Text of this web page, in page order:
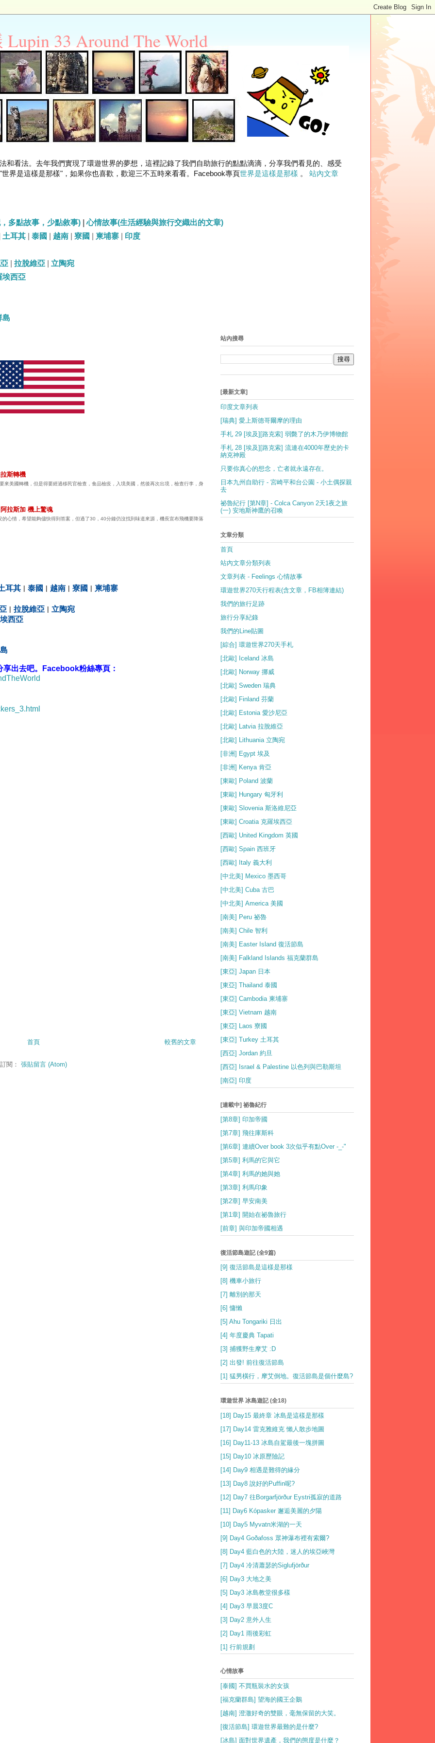
33 Around The World
和看法。去年我們實現了環遊世界的夢想，這裡記錄了我們自助旅行的點點滴滴，分享我們看見的、感受
界是這樣是那樣"，如果你也喜歡，歡迎三不五時來看看。Facebook專頁世界是這樣是那樣 。
站內文章
多點故事，少點敘事) |心情故事(生活經驗與旅行交織出的文章)
土耳其 泰國 越南 寮國 柬埔寨 印度
拉脫維亞 立陶宛
埃西亞
島
斯轉機
美國轉機，但是得要經過移民官檢查，食品檢疫，入境美國，然後再次出境，檢查行李，身
拉斯加 機上驚魂
心情，希望能夠儘快得到答案，但過了30，40分鐘仍沒找到味道來源，機長宣布飛機要降落
耳其 | 泰國 | 越南 | 寮國 | 柬埔寨
| 拉脫維亞 | 立陶宛
西亞
出去吧。Facebook粉絲專頁：
較舊的文章
首頁
訂閱： 張貼留言 (Atom)
站內搜尋
[最新文章]
印度文章列表
[瑞典] 愛上斯德哥爾摩的理由
手札 29 [埃及][路克索] 弱斃了的木乃伊博物館
手札 28 [埃及][路克索] 流連在4000年歷史的卡
納克神殿
只要你真心的想念，亡者就永遠存在。
日本九州自助行 - 宮崎平和台公園 - 小土偶探親
去
祕魯紀行 [第N章] - Colca Canyon 2天1夜之旅
(一) 安地斯神鷹的召喚
文章分類
首頁
站內文章分類列表
文章列表 - Feelings 心情故事
環遊世界270天行程表(含文章，FB相簿連結)
我們的旅行足跡
旅行分享紀錄
我們的Line貼圖
[綜合] 環遊世界270天手札
[北歐] Iceland 冰島
[北歐] Norway 挪威
[北歐] Sweden 瑞典
[北歐] Finland 芬蘭
[北歐] Estonia 愛沙尼亞
[北歐] Latvia 拉脫維亞
[北歐] Lithuania 立陶宛
[非洲] Egypt 埃及
[非洲] Kenya 肯亞
[東歐] Poland 波蘭
[東歐] Hungary 匈牙利
[東歐] Slovenia 斯洛維尼亞
[東歐] Croatia 克羅埃西亞
[西歐] United Kingdom 英國
[西歐] Spain 西班牙
[西歐] Italy 義大利
[中北美] Mexico 墨西哥
[中北美] Cuba 古巴
[中北美] America 美國
[南美] Peru 祕魯
[南美] Chile 智利
[南美] Easter Island 復活節島
[南美] Falkland Islands 福克蘭群島
[東亞] Japan 日本
[東亞] Thailand 泰國
[東亞] Cambodia 柬埔寨
[東亞] Vietnam 越南
[東亞] Laos 寮國
[東亞] Turkey 土耳其
[西亞] Jordan 約旦
[西亞] Israel & Palestine 以色列與巴勒斯坦
[南亞] 印度
[連載中] 祕魯紀行
[第8章] 印加帝國
[第7章] 飛往庫斯科
[第6章] 連續Over book 3次似乎有點Over -_-"
[第5章] 利馬的它與它
[第4章] 利馬的她與她
[第3章] 利馬印象
[第2章] 早安南美
[第1章] 開始在祕魯旅行
[前章] 與印加帝國相遇
復活節島遊記 (全9篇)
[9] 復活節島是這樣是那樣
[8] 機車小旅行
[7] 離別的那天
[6] 慵懶
[5] Ahu Tongariki 日出
[4] 年度慶典 Tapati
[3] 捕獲野生摩艾 :D
[2] 出發! 前往復活節島
[1] 猛男橫行，摩艾倒地。復活節島是個什麼島?
環遊世界 冰島遊記 (全18)
[18] Day15 最終章 冰島是這樣是那樣
[17] Day14 雷克雅維克 懶人散步地圖
[16] Day11-13 冰島自駕最後一塊拼圖
[15] Day10 冰原歷險記
[14] Day9 相遇是難得的緣分
[13] Day8 說好的Puffin呢?
[12] Day7 往Borgarfjörður Eystri孤寂的道路
[11] Day6 Kópasker 邂逅美麗的夕陽
[10] Day5 Myvatn米湖的一天
[9] Day4 Goðafoss 眾神瀑布裡有索爾?
[8] Day4 藍白色的大陸，迷人的埃亞峽灣
[7] Day4 冷清蕭瑟的Siglufjörður
[6] Day3 大地之美
[5] Day3 冰島教堂很多樣
[4] Day3 早晨3度C
[3] Day2 意外人生
[2] Day1 雨後彩虹
[1] 行前規劃
心情故事
[泰國] 不買瓶裝水的女孩
[福克蘭群島] 望海的國王企鵝
[越南] 澄澈好奇的雙眼，毫無保留的大笑。
[復活節島] 環遊世界最難的是什麼?
[冰島] 面對世界遺產，我們的態度是什麼？